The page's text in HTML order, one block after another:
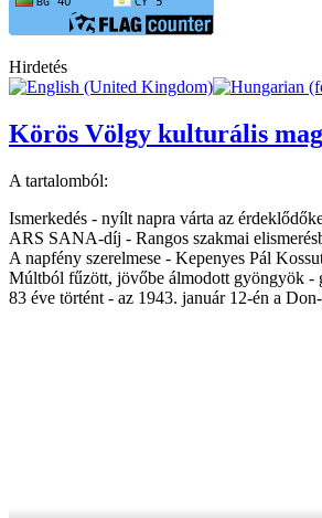
Hirdetés
Körös Völgy kulturális
A tartalomból:
Ismerkedés - nyílt napra várta az
ARS SANA-díj - Rangos szakmai
A napfény szerelmese - Kepenyes Pál
Múltból fűzött, jövőbe álmodott gyöngyök -
83 éve történt - az 1943. január 12-én a